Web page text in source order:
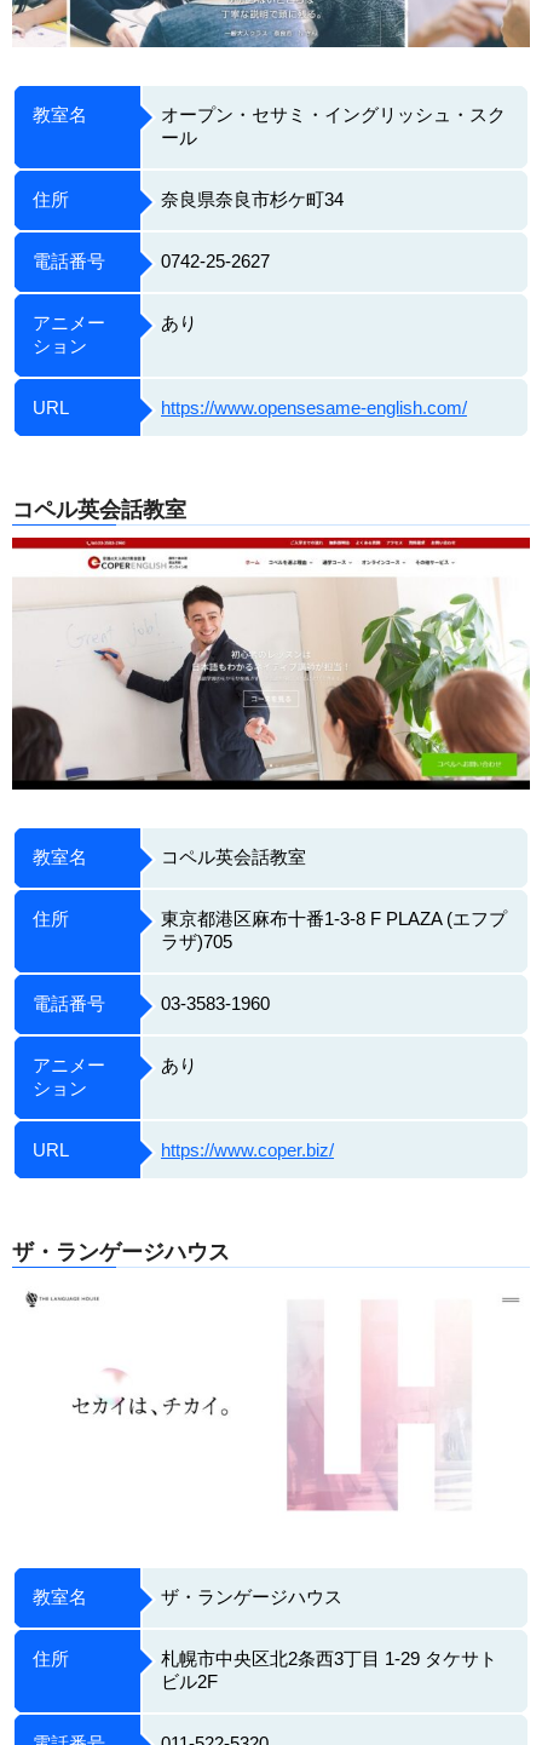
教室名
オープン・セサミ・イングリッシュ・スク
ール
住所 奈良県奈良市杉ケ町34
電話番号 0742-25-2627
アニメー
ション
あり
URL https://www.opensesame-english.com/
コペル英会話教室
教室名 コペル英会話教室
住所
東京都港区麻布十番1-3-8 F PLAZA (エフプ
ラザ)705
電話番号 03-3583-1960
アニメー
ション
あり
URL https://www.coper.biz/
ザ・ランゲージハウス
教室名 ザ・ランゲージハウス
住所
札幌市中央区北2条西3丁目 1-29 タケサト
ビル2F